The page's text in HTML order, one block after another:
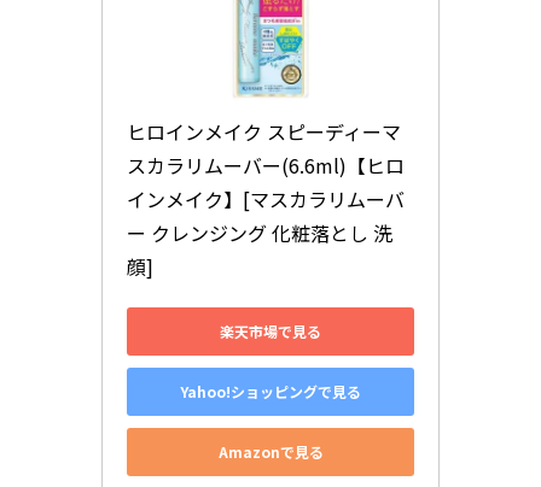
ヒロインメイク スピーディーマ
スカラリムーバー(6.6ml)【ヒロ
インメイク】[マスカラリムーバ
ー クレンジング 化粧落とし 洗
顔]
楽天市場で見る
Yahoo!ショッピングで見る
Amazonで見る